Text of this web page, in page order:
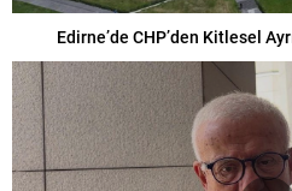
Edirne’de CHP’den Kitlesel